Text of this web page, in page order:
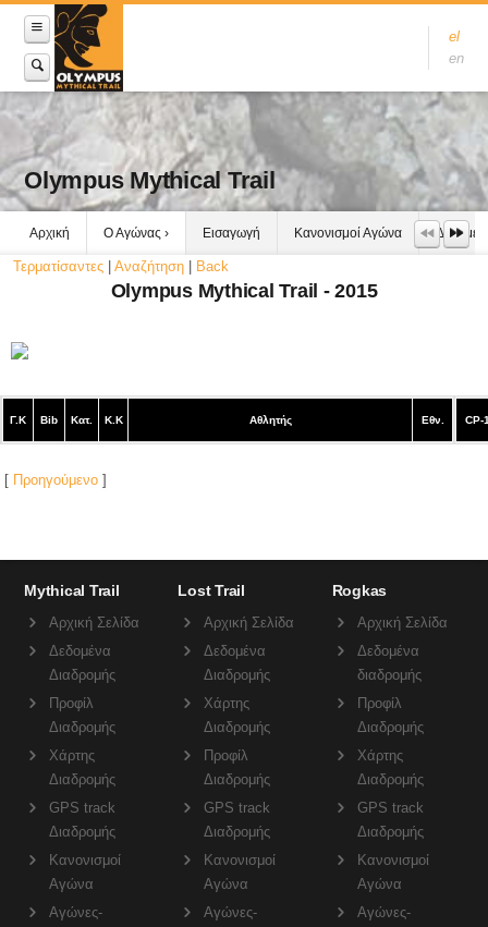
el
en
Olympus Mythical Trail
Αρχική Ο Αγώνας Εισαγωγή Κανονισμοί Αγώνα
Τερματίσαντες Αναζήτηση Back
Olympus Mythical Trail - 2015
Γ.Κ Bib Κατ. Κ.Κ Αθλητής Εθν. CP-
[ Προηγούμενο ]
Mythical Trail
Αρχική Σελίδα
Δεδομένα
Διαδρομής
Προφίλ
Διαδρομής
Χάρτης
Διαδρομής
GPS track
Διαδρομής
Κανονισμοί
Αγώνα
Αγώνες-
Lost Trail
Αρχική Σελίδα
Δεδομένα
Διαδρομής
Χάρτης
Διαδρομής
Προφίλ
Διαδρομής
GPS track
Διαδρομής
Κανονισμοί
Αγώνα
Αγώνες-
Rogkas
Αρχική Σελίδα
Δεδομένα
διαδρομής
Προφίλ
Διαδρομής
Χάρτης
Διαδρομής
GPS track
Διαδρομής
Κανονισμοί
Αγώνα
Αγώνες-